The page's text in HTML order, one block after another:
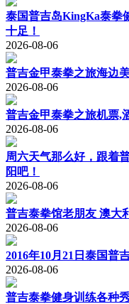
泰国普吉岛KingKa泰拳
十足！
2026-08-06
普吉金甲泰拳之旅海边
2026-08-06
普吉金甲泰拳之旅机票,
2026-08-06
周六天气那么好，跟着
阳吧！
2026-08-06
普吉泰拳馆老朋友 澳大
2026-08-06
2016年10月21日泰国普
2026-08-06
普吉泰拳健身训练各种